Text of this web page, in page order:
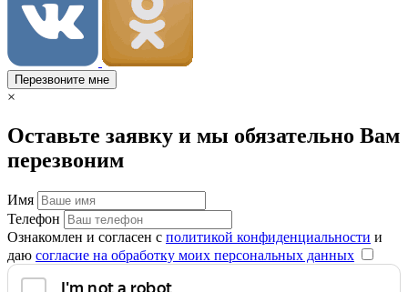
Перезвоните мне
×
Оставьте заявку и мы обязательно Вам
перезвоним
Имя
Телефон
Ознакомлен и согласен с политикой конфиденциальности и
даю согласие на обработку моих персональных данных